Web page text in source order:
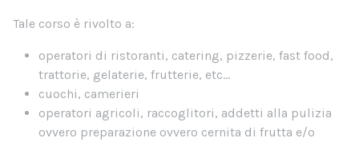
Tale corso è rivolto a:
operatori di ristoranti, catering, pizzerie, fast food,
trattorie, gelaterie, frutterie, etc...
cuochi, camerieri
operatori agricoli, raccoglitori, addetti alla pulizia
ovvero preparazione ovvero cernita di frutta e/o